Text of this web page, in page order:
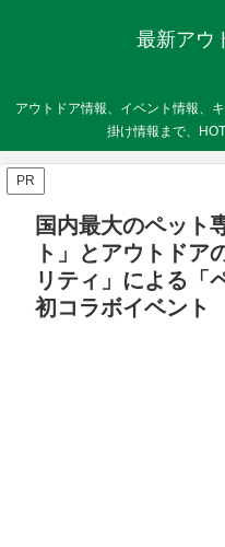
最新アウ
アウトドア情報、イベント情報、
掛け情報まで、
PR
国内最大のペット
ト」とアウトドア
リティ」による「
初コラボイベント